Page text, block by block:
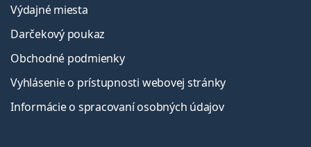
Výdajné miesta
Darčekový poukaz
Obchodné podmienky
Vyhlásenie o prístupnosti webovej stránky
Informácie o spracovaní osobných údajov